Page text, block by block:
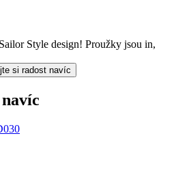
Style design! Proužky jsou in,
si radost navíc